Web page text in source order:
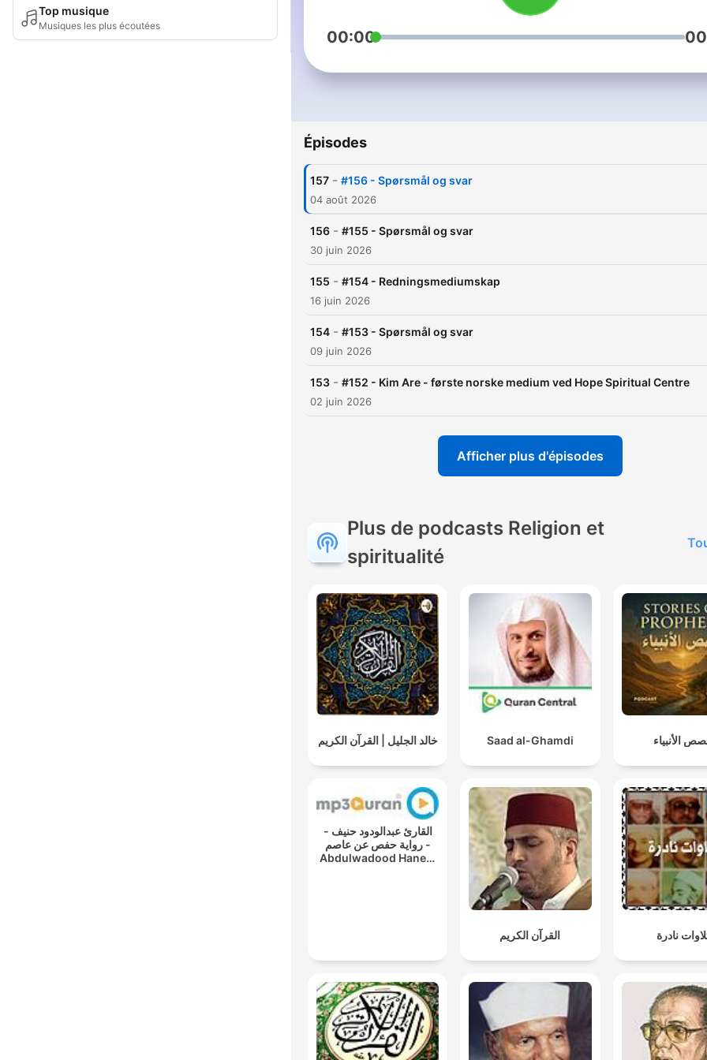
Top musique
Musiques les plus écoutées
00:00
Épisodes
157 - #156 - Spørsmål og svar
04 août 2026
156 - #155 - Spørsmål og svar
30 juin 2026
155 - #154 - Redningsmediumskap
16 juin 2026
154 - #153 - Spørsmål og svar
09 juin 2026
153 - #152 - Kim Are - første norske medium ved Hope Spiritual Centre
02 juin 2026
Afficher plus d'épisodes
Plus de podcasts Religion et
spiritualité
خالد الجليل | القرآن الكريم Saad al-Ghamdi الأنبياء
القارئ عبدالودود حنيف -
رواية حفص عن عاصم -
Abdulwadood Haneef
القرآن الكريم نادرة